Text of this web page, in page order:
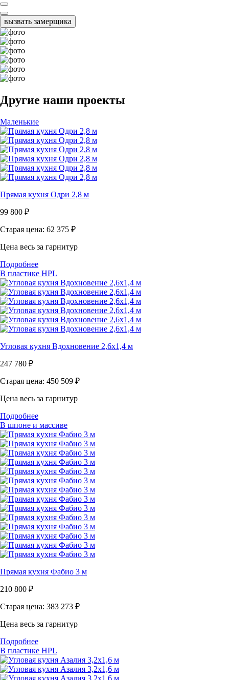
вызвать замерщика
Другие наши проекты
Маленькие
Прямая кухня Одри 2,8 м
99 800 ₽
Старая цена: 62 375 ₽
Цена весь за гарнитур
Подробнее
В пластике HPL
Угловая кухня Вдохновение 2,6х1,4 м
247 780 ₽
Старая цена: 450 509 ₽
Цена весь за гарнитур
Подробнее
В шпоне и массиве
Прямая кухня Фабио 3 м
210 800 ₽
Старая цена: 383 273 ₽
Цена весь за гарнитур
Подробнее
В пластике HPL